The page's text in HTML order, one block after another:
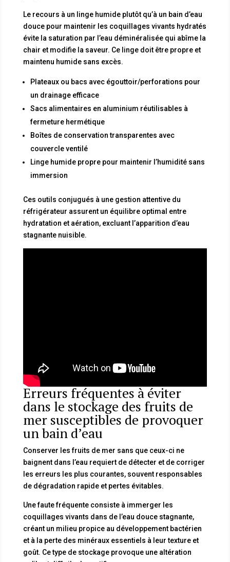
Le recours à un linge humide plutôt qu’à un bain d’eau
douce pour maintenir les coquillages vivants hydratés
évite la saturation par l’eau déminéralisée qui abîme la
chair et modifie la saveur. Ce linge doit être propre et
maintenu humide sans excès.
Plateaux ou bacs avec égouttoir/perforations pour
un drainage efficace
Sacs alimentaires en aluminium réutilisables à
fermeture hermétique
Boîtes de conservation transparentes avec
couvercle ventilé
Linge humide propre pour maintenir l’humidité sans
immersion
Ces outils conjugués à une gestion attentive du
réfrigérateur assurent un équilibre optimal entre
hydratation et aération, excluant l’apparition d’eau
stagnante nuisible.
Erreurs fréquentes à éviter
dans le stockage des fruits de
mer susceptibles de provoquer
un bain d’eau
Conserver les fruits de mer sans que ceux-ci ne
baignent dans l’eau requiert de détecter et de corriger
les erreurs les plus courantes, souvent responsables
de dégradation rapide et pertes évitables.
Une faute fréquente consiste à immerger les
coquillages vivants dans de l’eau douce stagnante,
créant un milieu propice au développement bactérien
et à la perte des minéraux essentiels à leur texture et
goût. Ce type de stockage provoque une altération